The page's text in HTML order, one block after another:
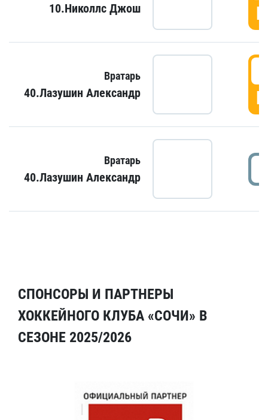
10.Николлс Джош
Вратарь
40.Лазушин Александр
Вратарь
40.Лазушин Александр
СПОНСОРЫ И ПАРТНЕРЫ
ХОККЕЙНОГО КЛУБА «СОЧИ» В
СЕЗОНЕ 2025/2026